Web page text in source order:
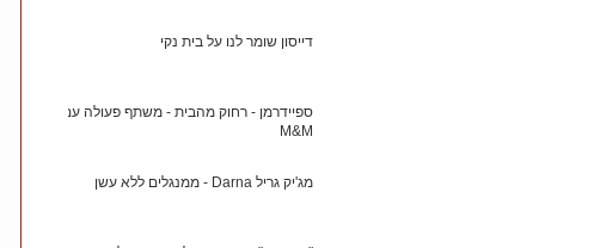
דייסון שומר לנו על בית נקי
ספיידרמן - רחוק מהבית - משתף פעולה עם
M&M
מג'יק גריל Darna - ממנגלים ללא עשן